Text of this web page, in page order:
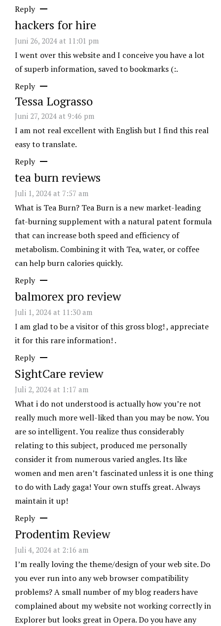
Reply
hackers for hire
Juni 26, 2024 at 11:01 pm
I went over this website and I conceive you have a lot
of superb information, saved to bookmarks (:.
Reply
Tessa Lograsso
Juni 27, 2024 at 9:46 pm
I am not real excellent with English but I find this real
easy to translate.
Reply
tea burn reviews
Juli 1, 2024 at 7:57 am
What is Tea Burn? Tea Burn is a new market-leading
fat-burning supplement with a natural patent formula
that can increase both speed and efficiency of
metabolism. Combining it with Tea, water, or coffee
can help burn calories quickly.
Reply
balmorex pro review
Juli 1, 2024 at 11:30 am
I am glad to be a visitor of this gross blog! , appreciate
it for this rare information! .
Reply
SightCare review
Juli 2, 2024 at 1:17 am
What i do not understood is actually how you’re not
really much more well-liked than you may be now. You
are so intelligent. You realize thus considerably
relating to this subject, produced me personally
consider it from numerous varied angles. Its like
women and men aren’t fascinated unless it is one thing
to do with Lady gaga! Your own stuffs great. Always
maintain it up!
Reply
Prodentim Review
Juli 4, 2024 at 2:16 am
I’m really loving the theme/design of your web site. Do
you ever run into any web browser compatibility
problems? A small number of my blog readers have
complained about my website not working correctly in
Explorer but looks great in Opera. Do you have any